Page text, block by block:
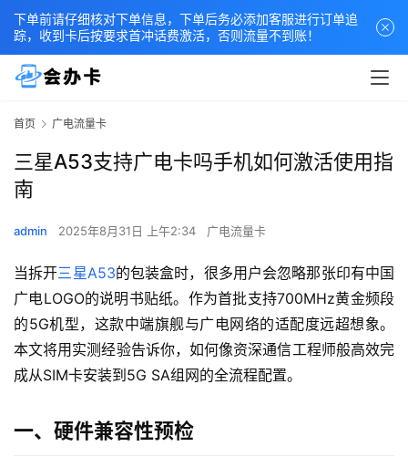
首页 广电流量卡
三星A53支持广电卡吗手机如何激活使用指
南
admin 2025年8月31日 上午2:34 广电流量卡
当拆开三星A53的包装盒时，很多用户会忽略那张印有中国
广电LOGO的说明书贴纸。作为首批支持700MHz黄金频段
的5G机型，这款中端旗舰与广电网络的适配度远超想象。
本文将用实测经验告诉你，如何像资深通信工程师般高效完
成从SIM卡安装到5G SA组网的全流程配置。
一、硬件兼容性预检
下单前请仔细核对下单信息，下单后务必添加客服进行订单追
踪，收到卡后按要求首冲话费激活，否则流量不到账！